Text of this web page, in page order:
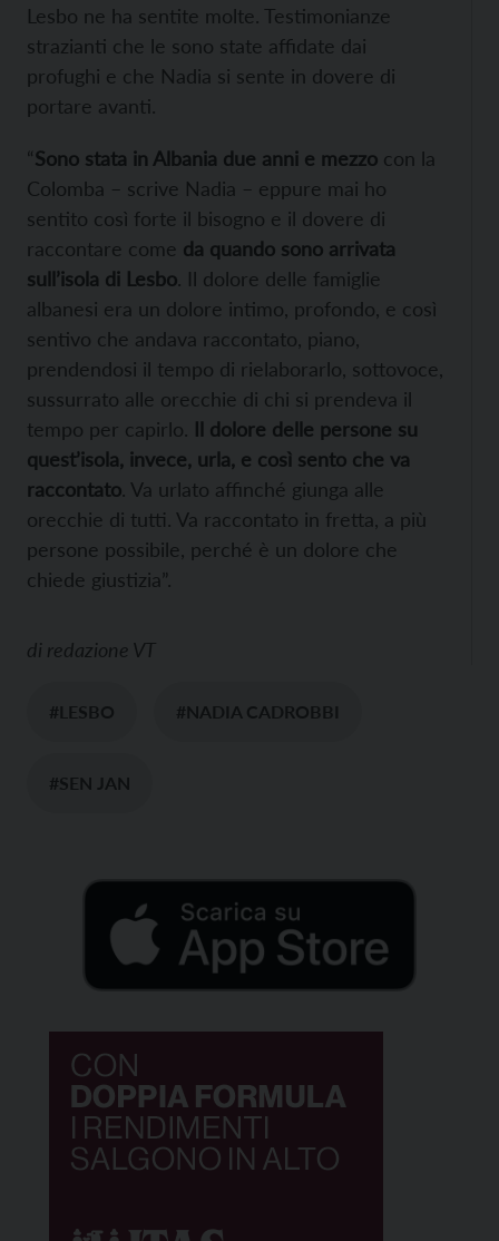
Lesbo ne ha sentite molte. Testimonianze
strazianti che le sono state affidate dai
profughi e che Nadia si sente in dovere di
portare avanti.
“Sono stata in Albania due anni e mezzo con la
Colomba – scrive Nadia – eppure mai ho
sentito così forte il bisogno e il dovere di
raccontare come da quando sono arrivata
sull’isola di Lesbo. Il dolore delle famiglie
albanesi era un dolore intimo, profondo, e così
sentivo che andava raccontato, piano,
prendendosi il tempo di rielaborarlo, sottovoce,
sussurrato alle orecchie di chi si prendeva il
tempo per capirlo. Il dolore delle persone su
quest’isola, invece, urla, e così sento che va
raccontato. Va urlato affinché giunga alle
orecchie di tutti. Va raccontato in fretta, a più
persone possibile, perché è un dolore che
chiede giustizia”.
di redazione VT
#LESBO #NADIA CADROBBI
#SEN JAN